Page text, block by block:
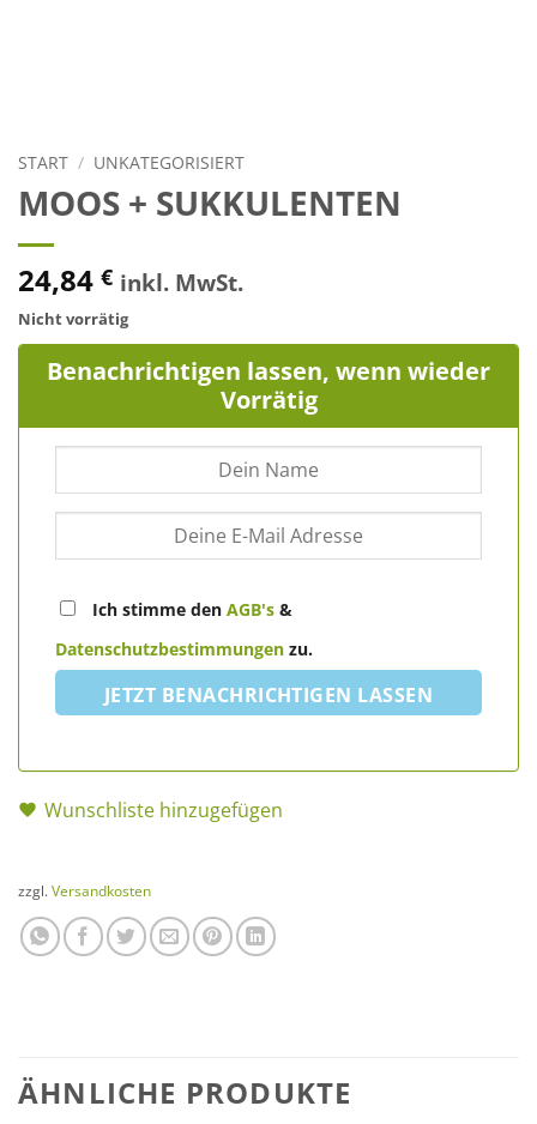
START / UNKATEGORISIERT
MOOS + SUKKULENTEN
24,84 € inkl. MwSt.
Nicht vorrätig
Benachrichtigen lassen, wenn wieder
Vorrätig
Ich stimme den AGB's &
Datenschutzbestimmungen zu.
JETZT BENACHRICHTIGEN LASSEN
Wunschliste hinzugefügen
zzgl. Versandkosten
ÄHNLICHE PRODUKTE